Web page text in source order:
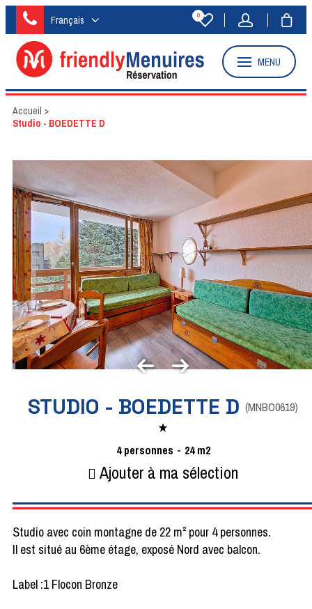
Français 0
MENU
Accueil >
Studio - BOEDETTE D
STUDIO - BOEDETTE D (MNBO0619)
4 personnes 24 m2
Ajouter à ma sélection
Studio avec coin montagne de 22 m² pour 4 personnes.
Il est situé au 6ème étage, exposé Nord avec balcon.
Label :1 Flocon Bronze